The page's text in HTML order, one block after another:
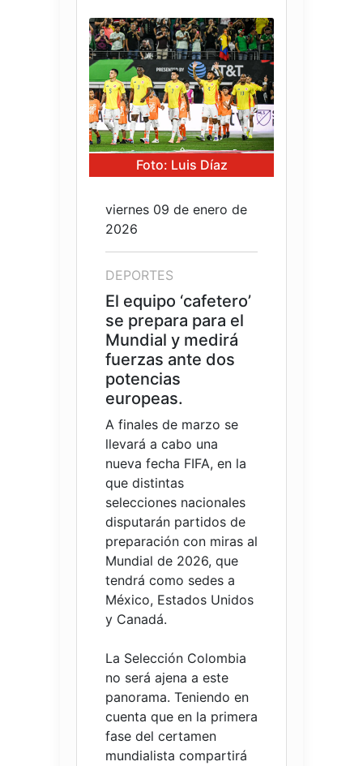
Foto: Luis Díaz
viernes 09 de enero de
2026
DEPORTES
El equipo ‘cafetero’
se prepara para el
Mundial y medirá
fuerzas ante dos
potencias
europeas.
A finales de marzo se
llevará a cabo una
nueva fecha FIFA, en la
que distintas
selecciones nacionales
disputarán partidos de
preparación con miras al
Mundial de 2026, que
tendrá como sedes a
México, Estados Unidos
y Canadá.
La Selección Colombia
no será ajena a este
panorama. Teniendo en
cuenta que en la primera
fase del certamen
mundialista compartirá